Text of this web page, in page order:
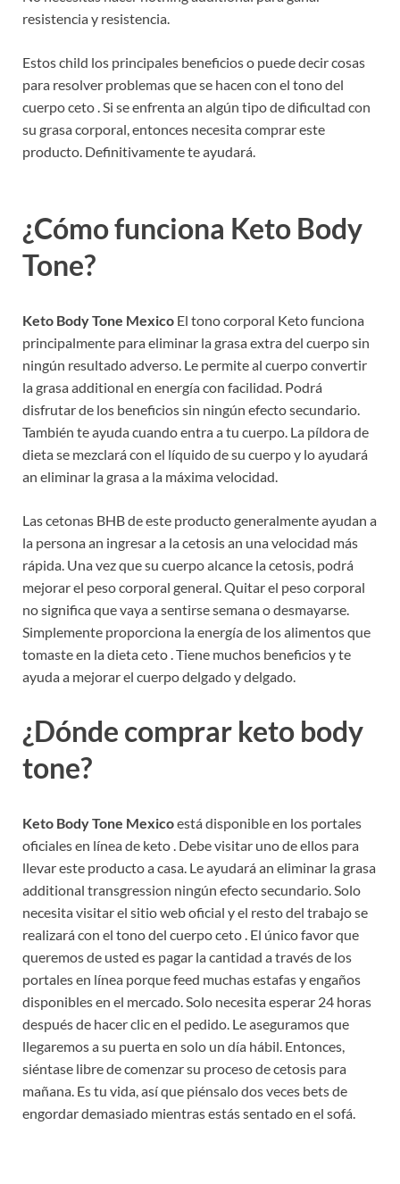
resistencia y resistencia.
Estos child los principales beneficios o puede decir cosas
para resolver problemas que se hacen con el tono del
cuerpo ceto . Si se enfrenta an algún tipo de dificultad con
su grasa corporal, entonces necesita comprar este
producto. Definitivamente te ayudará.
¿Cómo funciona Keto Body
Tone?
Keto Body Tone Mexico El tono corporal Keto funciona
principalmente para eliminar la grasa extra del cuerpo sin
ningún resultado adverso. Le permite al cuerpo convertir
la grasa additional en energía con facilidad. Podrá
disfrutar de los beneficios sin ningún efecto secundario.
También te ayuda cuando entra a tu cuerpo. La píldora de
dieta se mezclará con el líquido de su cuerpo y lo ayudará
an eliminar la grasa a la máxima velocidad.
Las cetonas BHB de este producto generalmente ayudan a
la persona an ingresar a la cetosis an una velocidad más
rápida. Una vez que su cuerpo alcance la cetosis, podrá
mejorar el peso corporal general. Quitar el peso corporal
no significa que vaya a sentirse semana o desmayarse.
Simplemente proporciona la energía de los alimentos que
tomaste en la dieta ceto . Tiene muchos beneficios y te
ayuda a mejorar el cuerpo delgado y delgado.
¿Dónde comprar keto body
tone?
Keto Body Tone Mexicoestá disponible en los portales
oficiales en línea de keto . Debe visitar uno de ellos para
llevar este producto a casa. Le ayudará an eliminar la grasa
additional transgression ningún efecto secundario. Solo
necesita visitar el sitio web oficial y el resto del trabajo se
realizará con el tono del cuerpo ceto . El único favor que
queremos de usted es pagar la cantidad a través de los
portales en línea porque feed muchas estafas y engaños
disponibles en el mercado. Solo necesita esperar 24 horas
después de hacer clic en el pedido. Le aseguramos que
llegaremos a su puerta en solo un día hábil. Entonces,
siéntase libre de comenzar su proceso de cetosis para
mañana. Es tu vida, así que piénsalo dos veces bets de
engordar demasiado mientras estás sentado en el sofá.